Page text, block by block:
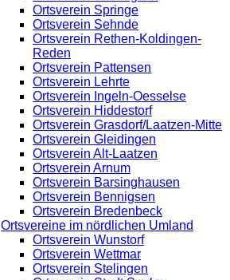
Ortsverein Springe
Ortsverein Sehnde
Ortsverein Rethen-Koldingen-
Reden
Ortsverein Pattensen
Ortsverein Lehrte
Ortsverein Ingeln-Oesselse
Ortsverein Hiddestorf
Ortsverein Grasdorf/Laatzen-Mitte
Ortsverein Gleidingen
Ortsverein Alt-Laatzen
Ortsverein Arnum
Ortsverein Barsinghausen
Ortsverein Bennigsen
Ortsverein Bredenbeck
Ortsvereine im nördlichen Umland
Ortsverein Wunstorf
Ortsverein Wettmar
Ortsverein Stelingen